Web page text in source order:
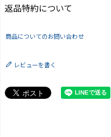
返品特約について
商品についてのお問い合わせ
レビューを書く